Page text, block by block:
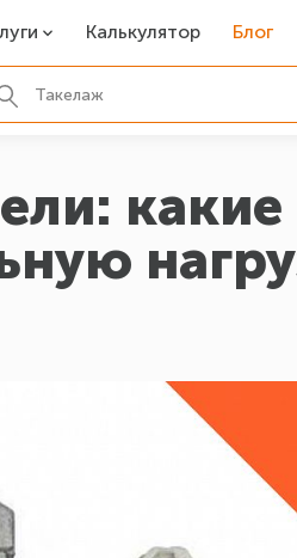
Калькулятор Блог
какие